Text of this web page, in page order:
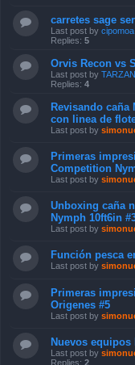
carretes sage
Last post by cipomoa
Replies: 5
Orvis Recon vs
Last post by TARZAN
Replies: 4
Revisando
con linea de
Last post by
Primeras
Competition
Last post by
Unboxing caña
Nymph 10ft6in
Last post by
Función pesca
Last post by
Primeras
Origenes #5
Last post by
Nuevos equipos
Last post by
Replies: 2